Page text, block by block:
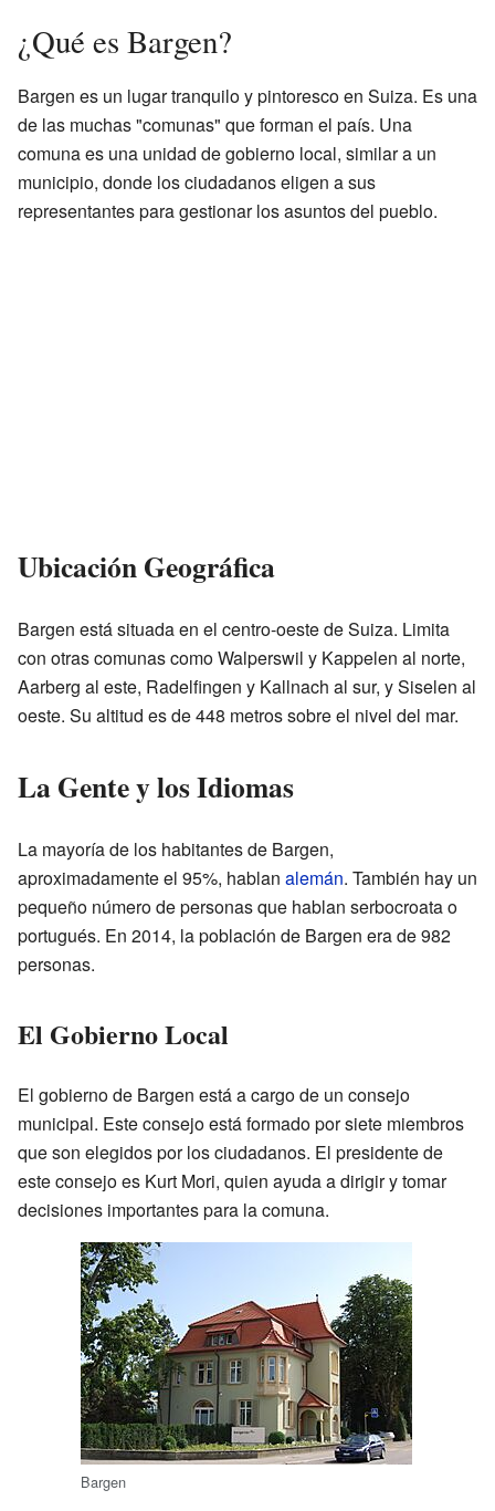
¿Qué es Bargen?
Bargen es un lugar tranquilo y pintoresco en Suiza. Es una
de las muchas "comunas" que forman el país. Una
comuna es una unidad de gobierno local, similar a un
municipio, donde los ciudadanos eligen a sus
representantes para gestionar los asuntos del pueblo.
Ubicación Geográfica
Bargen está situada en el centro-oeste de Suiza. Limita
con otras comunas como Walperswil y Kappelen al norte,
Aarberg al este, Radelfingen y Kallnach al sur, y Siselen al
oeste. Su altitud es de 448 metros sobre el nivel del mar.
La Gente y los Idiomas
La mayoría de los habitantes de Bargen,
aproximadamente el 95%, hablan alemán. También hay un
pequeño número de personas que hablan serbocroata o
portugués. En 2014, la población de Bargen era de 982
personas.
El Gobierno Local
El gobierno de Bargen está a cargo de un consejo
municipal. Este consejo está formado por siete miembros
que son elegidos por los ciudadanos. El presidente de
este consejo es Kurt Mori, quien ayuda a dirigir y tomar
decisiones importantes para la comuna.
Bargen